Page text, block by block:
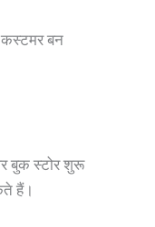
कस्टमर बन
बुक स्टोर शुरू
हैं।